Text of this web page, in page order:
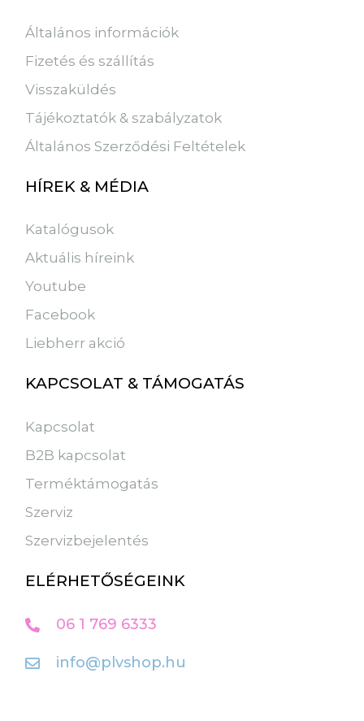
Általános információk
Fizetés és szállítás
Visszaküldés
Tájékoztatók & szabályzatok
Általános Szerződési Feltételek
HÍREK & MÉDIA
Katalógusok
Aktuális híreink
Youtube
Facebook
Liebherr akció
KAPCSOLAT & TÁMOGATÁS
Kapcsolat
B2B kapcsolat
Terméktámogatás
Szerviz
Szervizbejelentés
ELÉRHETŐSÉGEINK
06 1 769 6333
info@plvshop.hu